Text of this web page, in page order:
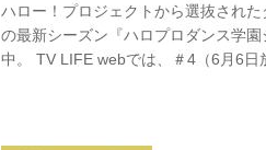
ハロー！プロジェクトから選抜され
の最新シーズン『ハロプロダンス学
中。 TV LIFE webでは、＃4（6月6日